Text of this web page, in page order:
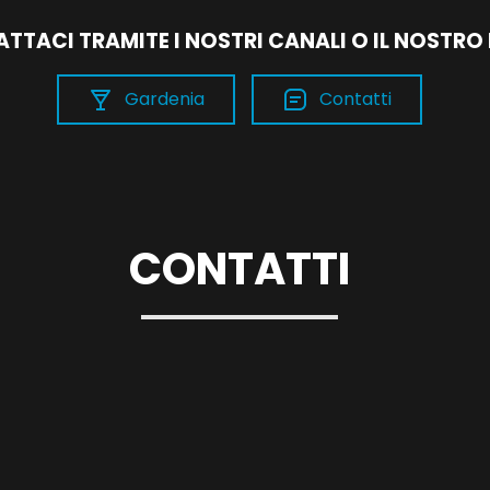
TRAMITE I NOSTRI CANALI O IL NOSTRO
Gardenia Contatti
CONTATTI